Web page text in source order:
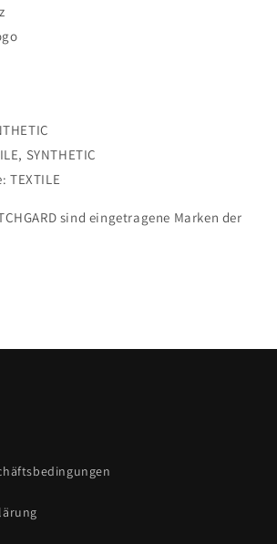
SYNTHETIC
TEXTILE
sind eingetragene Marken der